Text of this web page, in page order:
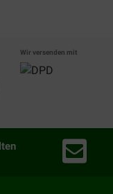
Wir versenden mit